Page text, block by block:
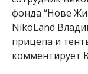
фонда “Нове
NikoLand
прицепа и
комментирует